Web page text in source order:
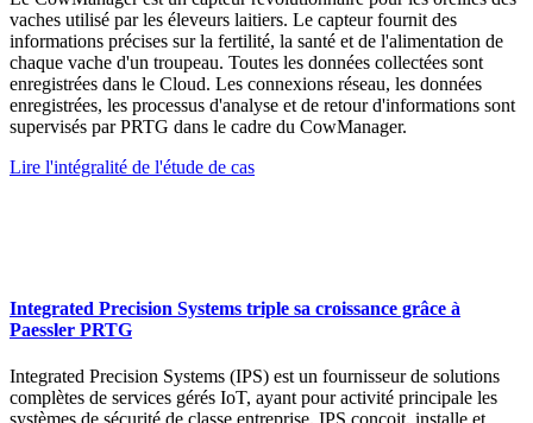
vaches utilisé par les éleveurs laitiers. Le capteur fournit des
informations précises sur la fertilité, la santé et de l'alimentation de
chaque vache d'un troupeau. Toutes les données collectées sont
enregistrées dans le Cloud. Les connexions réseau, les données
enregistrées, les processus d'analyse et de retour d'informations sont
supervisés par PRTG dans le cadre du CowManager.
Lire l'intégralité de l'étude de cas
Integrated Precision Systems triple sa croissance grâce à
Paessler PRTG
Integrated Precision Systems (IPS) est un fournisseur de solutions
complètes de services gérés IoT, ayant pour activité principale les